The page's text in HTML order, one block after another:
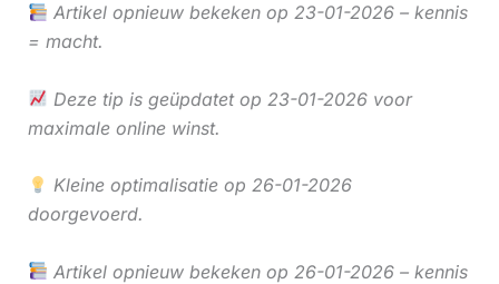
Artikel opnieuw bekeken op 23-01-2026 – kennis
= macht.
Deze tip is geüpdatet op 23-01-2026 voor
maximale online winst.
Kleine optimalisatie op 26-01-2026
doorgevoerd.
Artikel opnieuw bekeken op 26-01-2026 – kennis